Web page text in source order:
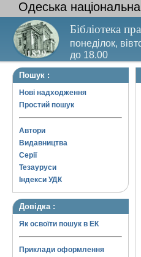
Одеська
Бібліотека
понеділок,
до 18.00
Вихідний день
Пошук :
Нові надходження
Простий пошук
Автори
Видавництва
Серії
Тезауруси
Індекси УДК
Довідка :
Як освоїти пошук в ЕК
Приклади оформлення